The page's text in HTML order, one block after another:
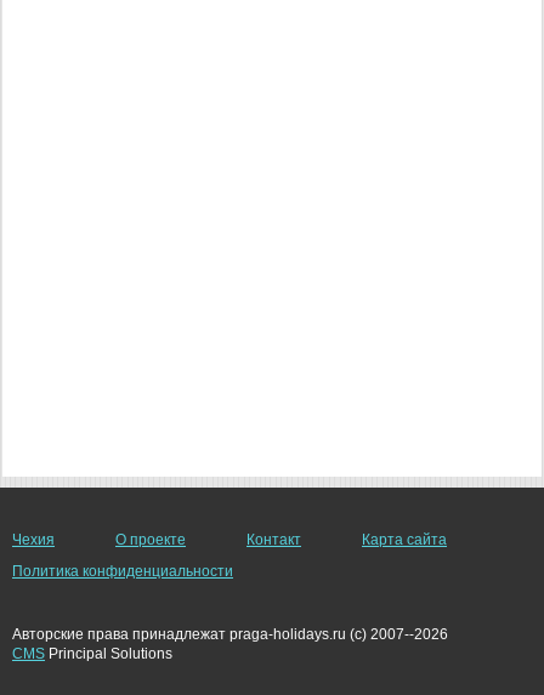
Чехия О проекте Контакт
Карта сайта
Политика конфиденциальности
Авторские права принадлежат praga-holidays.ru (c) 2007--2026
CMS Principal Solutions